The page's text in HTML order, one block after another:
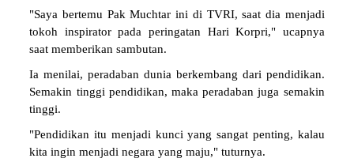
"Saya bertemu Pak Muchtar ini di TVRI, saat dia menjadi
tokoh inspirator pada peringatan Hari Korpri," ucapnya
saat memberikan sambutan.
Ia menilai, peradaban dunia berkembang dari pendidikan.
Semakin tinggi pendidikan, maka peradaban juga semakin
tinggi.
"Pendidikan itu menjadi kunci yang sangat penting, kalau
kita ingin menjadi negara yang maju," tuturnya.